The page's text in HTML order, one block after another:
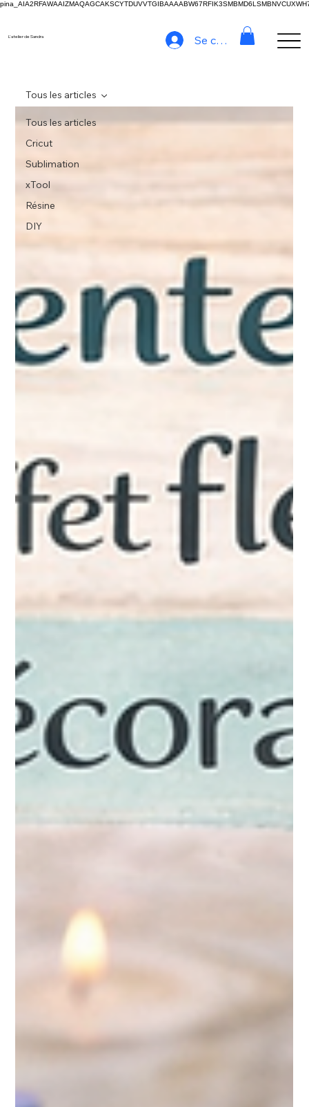
L'atelier de Sandra Se connecter
Tous les articles
Cricut
Sublimation
xTool
Résine
DIY
Tous les articles